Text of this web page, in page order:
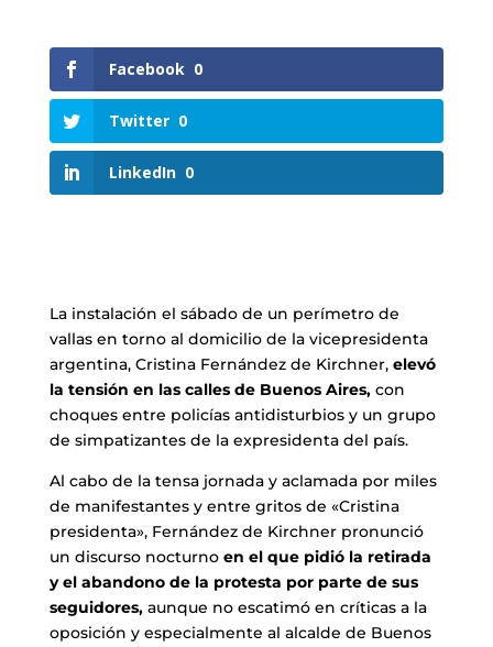
Facebook 0
Twitter 0
LinkedIn 0
La instalación el sábado de un perímetro de
vallas en torno al domicilio de la vicepresidenta
argentina, Cristina Fernández de Kirchner, elevó
la tensión en las calles de Buenos Aires,con
choques entre policías antidisturbios y un grupo
de simpatizantes de la expresidenta del país.
Al cabo de la tensa jornada y aclamada por miles
de manifestantes y entre gritos de «Cristina
presidenta», Fernández de Kirchner pronunció
un discurso nocturno en el que pidió la retirada
y el abandono de la protesta por parte de sus
seguidores,aunque no escatimó en críticas a la
oposición y especialmente al alcalde de Buenos